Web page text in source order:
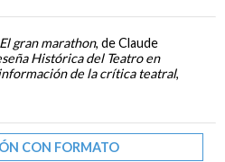
El gran marathon, de Claude
Histórica del Teatro en
de la crítica teatral,
CON FORMATO